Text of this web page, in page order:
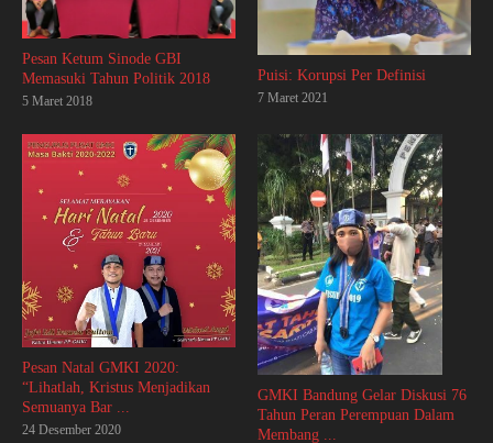
Pesan Ketum Sinode GBI
Memasuki Tahun Politik 2018
5 Maret 2018
Puisi: Korupsi Per Definisi
7 Maret 2021
Pesan Natal GMKI 2020:
“Lihatlah, Kristus Menjadikan
Semuanya Bar ...
24 Desember 2020
GMKI Bandung Gelar Diskusi 76
Tahun Peran Perempuan Dalam
Membang ...